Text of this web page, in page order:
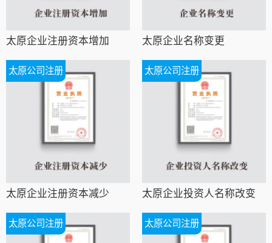
太原企业注册资本增加 太原企业名称变更
太原公司注册
太原企业注册资本减少
太原公司注册
太原企业投资人名称改变
太原公司注册 太原公司注册